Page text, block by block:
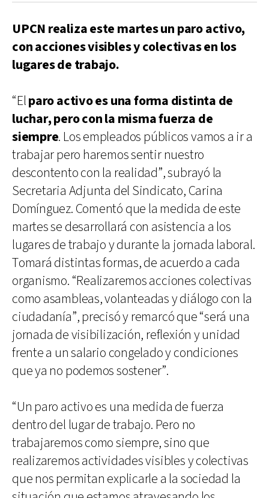
UPCN realiza este martes un paro activo,
con acciones visibles y colectivas en los
lugares de trabajo.
“Elparo activo es una forma distinta de
luchar, pero con la misma fuerza de
siempre. Los empleados públicos vamos a ir a
trabajar pero haremos sentir nuestro
descontento con la realidad”, subrayó la
Secretaria Adjunta del Sindicato, Carina
Domínguez. Comentó que la medida de este
martes se desarrollará con asistencia a los
lugares de trabajo y durante la jornada laboral.
Tomará distintas formas, de acuerdo a cada
organismo. “Realizaremos acciones colectivas
como asambleas, volanteadas y diálogo con la
ciudadanía”, precisó y remarcó que “será una
jornada de visibilización, reflexión y unidad
frente a un salario congelado y condiciones
que ya no podemos sostener”.
“Un paro activo es una medida de fuerza
dentro del lugar de trabajo. Pero no
trabajaremos como siempre, sino que
realizaremos actividades visibles y colectivas
que nos permitan explicarle a la sociedad la